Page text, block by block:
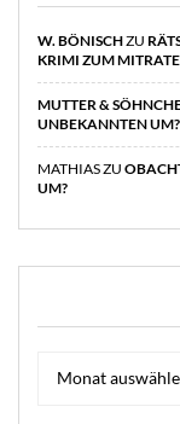
W. BÖNISCHZU
KRIMI ZUM
MUTTER &
UNBEKANNTEN UM?
MATHIASZU
UM?
Monat